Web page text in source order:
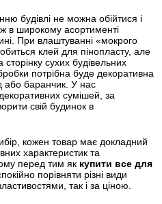
будівлі не можна обійтися і
в широкому асортименті
При влаштуванні «мокрого
клей для пінопласту, але
сухих будівельних
потрібна буде декоративна
або баранчик. У нас
сумішей, за
свій будинок в
кожен товар має докладний
характеристик та
перед тим як купити все для
порівняти різні види
так і за ціною.